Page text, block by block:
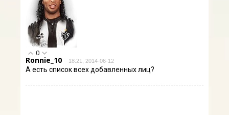
0
Ronnie_10 18:21, 2014-06-12
А есть список всех добавленных лиц?